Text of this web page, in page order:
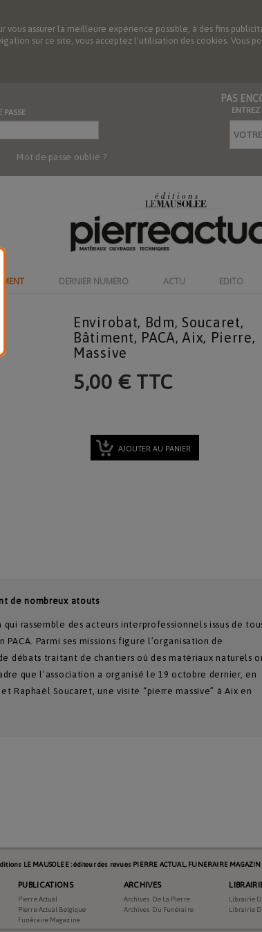
assurer la meilleure expérience possible, à des fins
sur ce site, vous acceptez l'utilisation des cookies. Vous
PASSE
Mot de passe oublié ?
PAS
DERNIER NUMERO ACTU EDITO
Envirobat, Bdm, Soucaret,
Bâtiment, PACA, Aix, Pierre,
Massive
5,00 € TTC
AJOUTER AU PANIER
de nombreux atouts
qui rassemble des acteurs interprofessionnels issus de
Parmi ses missions figure l’organisation de
débats traitant de chantiers où des matériaux naturels
que l’association a organisé le 19 octobre dernier, en
Raphaël Soucaret, une visite “pierre massive” à Aix en
Pierre Actual
Articles
2017-12-01 00:00:00
LE MAUSOLEE : éditeur des revues PIERRE ACTUAL, FUNERAIRE
PUBLICATIONS
Pierre Actual
Pierre Actual Belgique
Funéraire Magazine
ARCHIVES
Archives De La Pierre
Archives Du Funéraire
Librairie
Librairie